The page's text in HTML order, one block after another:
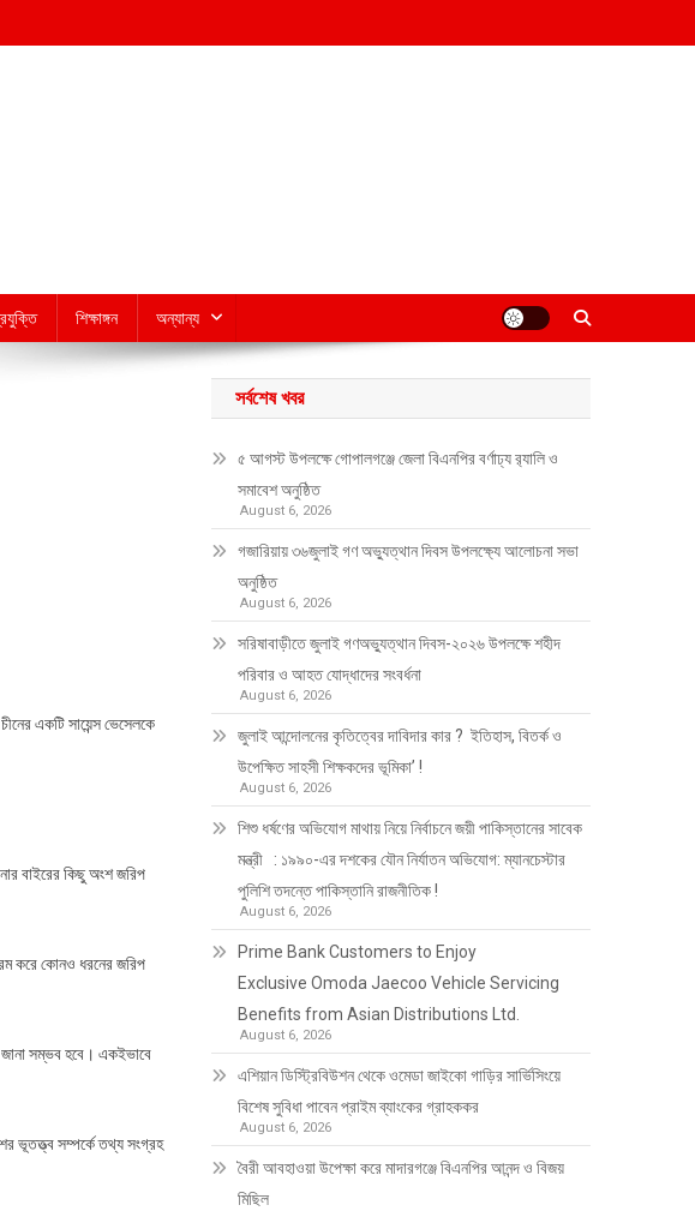
শিক্ষাঙ্গন অন্যান্য
একটি সায়েন্স ভেসেলকে
বাইরের কিছু অংশ জরিপ
করে কোনও ধরনের জরিপ
জানা সম্ভব হবে। একইভাবে
ভূতত্ত্ব সম্পর্কে তথ্য সংগ্রহ
সর্বশেষ খবর
৫ আগস্ট উপলক্ষে গোপালগঞ্জে জেলা বিএনপির বর্ণাঢ্য র‍্যালি ও
সমাবেশ অনুষ্ঠিত
August 6, 2026
গজারিয়ায় ৩৬জুলাই গণ অভ্যুত্থান দিবস উপলক্ষ্যে আলোচনা সভা
অনুষ্ঠিত
August 6, 2026
সরিষাবাড়ীতে জুলাই গণঅভ্যুত্থান দিবস-২০২৬ উপলক্ষে শহীদ
পরিবার ও আহত যোদ্ধাদের সংবর্ধনা
August 6, 2026
জুলাই আন্দোলনের কৃতিত্বের দাবিদার কার ? ইতিহাস, বিতর্ক ও
উপেক্ষিত সাহসী শিক্ষকদের ভূমিকা’ !
August 6, 2026
শিশু ধর্ষণের অভিযোগ মাথায় নিয়ে নির্বাচনে জয়ী পাকিস্তানের সাবেক
মন্ত্রী : ১৯৯০-এর দশকের যৌন নির্যাতন অভিযোগ: ম্যানচেস্টার
পুলিশি তদন্তে পাকিস্তানি রাজনীতিক !
August 6, 2026
Prime Bank Customers to Enjoy
Exclusive Omoda Jaecoo Vehicle Servicing
Benefits from Asian Distributions Ltd.
August 6, 2026
এশিয়ান ডিস্ট্রিবিউশন থেকে ওমেডা জাইকো গাড়ির সার্ভিসিংয়ে
বিশেষ সুবিধা পাবেন প্রাইম ব্যাংকের গ্রাহককর
August 6, 2026
বৈরী আবহাওয়া উপেক্ষা করে মাদারগঞ্জে বিএনপির আনন্দ ও বিজয়
মিছিল